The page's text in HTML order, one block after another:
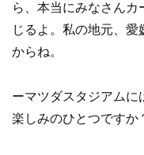
ら、本当にみなさん
じるよ。私の地元、
からね。
ーマツダスタジアムに
楽しみのひとつですか